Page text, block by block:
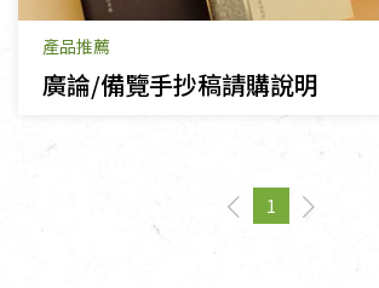
產品推薦
廣論/備覽手抄稿請購說明
pageYou're on page
1
page